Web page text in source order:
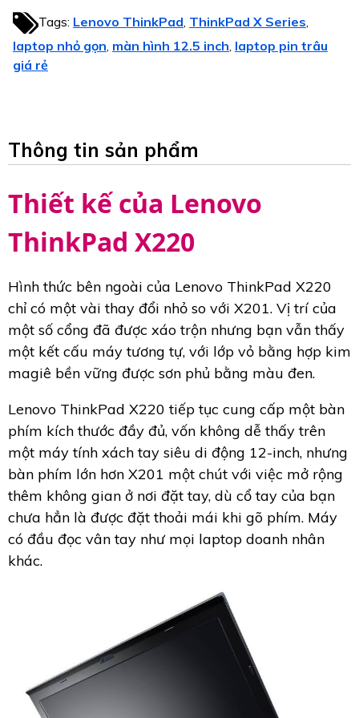
Tags: Lenovo ThinkPad ThinkPad X Series
laptop nhỏ gọn, màn hình 12.5 inch, laptop pin trâu
giá rẻ
Thông tin sản phẩm
Thiết kế của Lenovo
ThinkPad X220
Hình thức bên ngoài của Lenovo ThinkPad X220
chỉ có một vài thay đổi nhỏ so với X201. Vị trí của
một số cổng đã được xáo trộn nhưng bạn vẫn thấy
một kết cấu máy tương tự, với lớp vỏ bằng hợp kim
magiê bền vững được sơn phủ bằng màu đen.
Lenovo ThinkPad X220 tiếp tục cung cấp một bàn
phím kích thước đầy đủ, vốn không dễ thấy trên
một máy tính xách tay siêu di động 12-inch, nhưng
bàn phím lớn hơn X201 một chút với việc mở rộng
thêm không gian ở nơi đặt tay, dù cổ tay của bạn
chưa hẳn là được đặt thoải mái khi gõ phím. Máy
có đầu đọc vân tay như mọi laptop doanh nhân
khác.